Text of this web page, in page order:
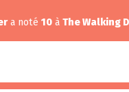
a noté 10 à The Walking